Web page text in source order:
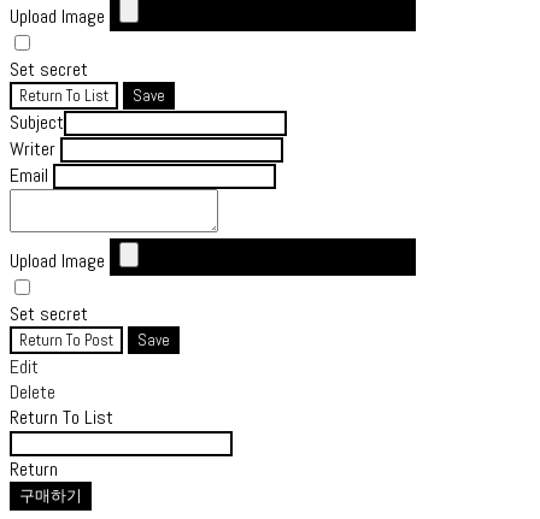
Upload Image
Set secret
Return To List Save
Subject
Writer
Email
Upload Image
Set secret
Return To Post Save
Edit
Delete
Return To List
Return
구매하기